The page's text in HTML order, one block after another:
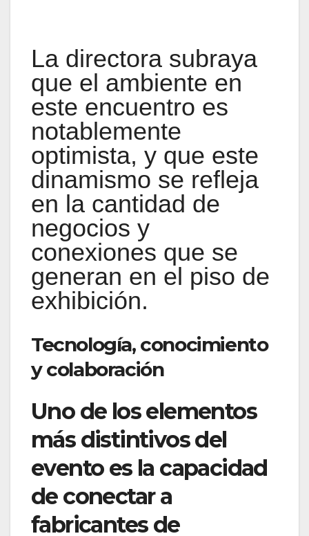
La directora subraya
que el ambiente en
este encuentro es
notablemente
optimista, y que este
dinamismo se refleja
en la cantidad de
negocios y
conexiones que se
generan en el piso de
exhibición.
Tecnología, conocimiento
y colaboración
Uno de los elementos
más distintivos del
evento es la capacidad
de conectar a
fabricantes de